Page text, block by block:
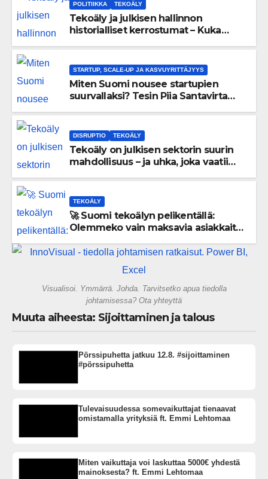
POLITIIKKA TEKOÄLY
Tekoäly ja julkisen hallinnon
historialliset kerrostumat – Kuka
STARTUP, SCALE-UP JA KASVUYRITTÄJYYS
Miten Suomi nousee startupien
suurvallaksi? Tesin Piia Santavirta
DISRUPTIO TEKOÄLY
Tekoäly on julkisen sektorin suurin
mahdollisuus – ja uhka, joka vaatii
TEKOÄLY
🚀 Suomi tekoälyn pelikentällä:
Olemmeko vain maksavia asiakkaita
gigatehtaan?
Visualisoi. Ymmärrä. Johda. Tarvitsetko apua tiedolla
johtamisessa? Ota yhteyttä
Muuta aiheesta: Sijoittaminen ja talous
Pörssipuhetta jatkuu 12.8. #sijoittaminen
#pörssipuhetta
Tulevaisuudessa somevaikuttajat tienaavat
omistamalla yrityksiä ft. Emmi Lehtomaa
Miten vaikuttaja voi laskuttaa 5000€ yhdestä
mainoksesta? ft. Emmi Lehtomaa